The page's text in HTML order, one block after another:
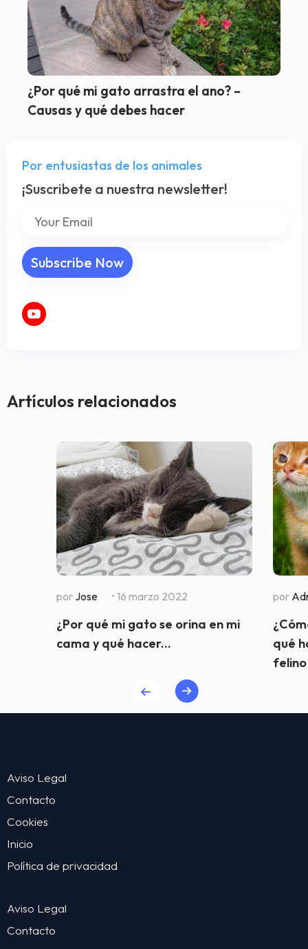
¿Por qué mi gato arrastra el ano? –
Causas y qué debes hacer
Por entusiastas de los animales
¡Suscribete a nuestra newsletter!
Artículos relacionados
por Jose • 16 marzo 2022
¿Por qué mi gato se orina en mi
cama y qué hacer...
por
qué
felino
Aviso Legal
Contacto
Cookies
Inicio
Política de privacidad
Aviso Legal
Contacto